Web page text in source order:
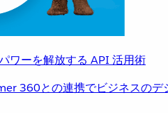
ワーを解放する API 活用術
360との連携でビジネスのデ